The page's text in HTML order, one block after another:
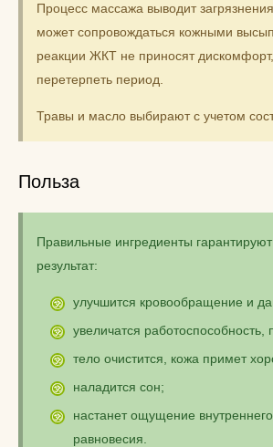
Процесс массажа выводит
может сопровождаться кожными
реакции ЖКТ не приносят
перетерпеть период.
Травы и масло выбирают с учетом
Польза
Правильные ингредиенты
результат:
улучшится кровообращение и
увеличатся работоспособность,
тело очистится, кожа примет
наладится сон;
настанет ощущение
равновесия.